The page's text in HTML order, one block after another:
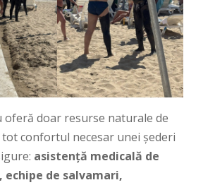
oferă doar resurse naturale de
tot confortul necesar unei șederi
asistență medicală de
de salvamari,